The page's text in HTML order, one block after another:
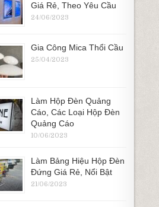
Giá Rẻ, Theo Yêu Cầu
24/06/2023
Gia Công Mica Thổi Cầu
25/04/2023
Làm Hộp Đèn Quảng
Cáo, Các Loại Hộp Đèn
Quảng Cáo
10/06/2023
Làm Bảng Hiệu Hộp Đèn
Đứng Giá Rẻ, Nổi Bật
21/06/2023